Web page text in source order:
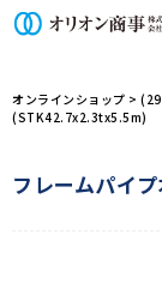
オンラインショップ >
(STK42.7x2.3tx5.5m)
フレームパイ